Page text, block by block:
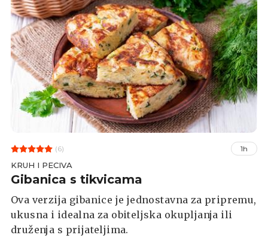
(6) 1h
KRUH I PECIVA
Gibanica s tikvicama
Ova verzija gibanice je jednostavna za pripremu,
ukusna i idealna za obiteljska okupljanja ili
druženja s prijateljima.